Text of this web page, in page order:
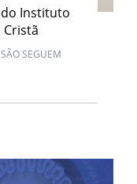
Instituto
Cristã
SEGUEM